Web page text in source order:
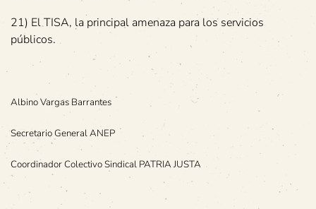
21) El TISA, la principal amenaza para los servicios
públicos.
Albino Vargas Barrantes
Secretario General ANEP
Coordinador Colectivo Sindical PATRIA JUSTA